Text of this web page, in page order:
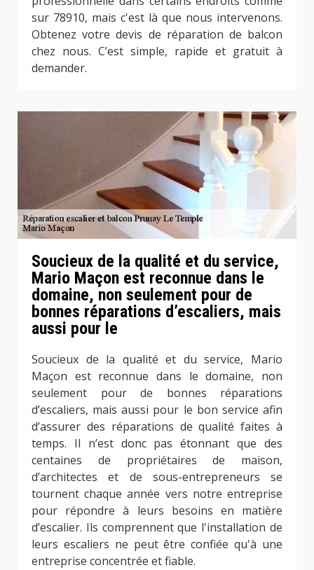
sur 78910, mais c'est là que nous intervenons.
Obtenez votre devis de réparation de balcon
chez nous. C’est simple, rapide et gratuit à
demander.
Soucieux de la qualité et du service,
Mario Maçon est reconnue dans le
domaine, non seulement pour de
bonnes réparations d’escaliers, mais
aussi pour le
Soucieux de la qualité et du service, Mario
Maçon est reconnue dans le domaine, non
seulement pour de bonnes réparations
d’escaliers, mais aussi pour le bon service afin
d’assurer des réparations de qualité faites à
temps. Il n’est donc pas étonnant que des
centaines de propriétaires de maison,
d’architectes et de sous-entrepreneurs se
tournent chaque année vers notre entreprise
pour répondre à leurs besoins en matière
d’escalier. Ils comprennent que l'installation de
leurs escaliers ne peut être confiée qu'à une
entreprise concentrée et fiable.